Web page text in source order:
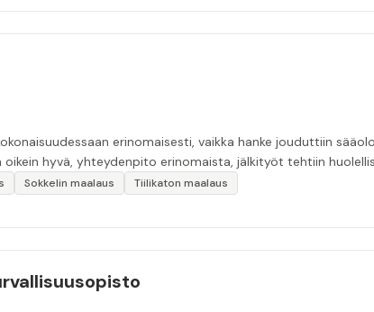
erinomaisesti, vaikka hanke jouduttiin
oikein hyvä, yhteydenpito erinomaista, jälkityöt tehtiin
Sokkelin maalaus
Tiilikaton maalaus